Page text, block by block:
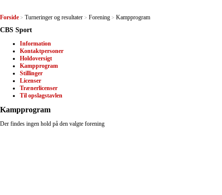
Forside > Turneringer og resultater > Forening > Kampprogram
CBS Sport
Information
Kontaktpersoner
Holdoversigt
Kampprogram
Stillinger
Licenser
Trænerlicenser
Til opslagstavlen
Kampprogram
Der findes ingen hold på den valgte forening